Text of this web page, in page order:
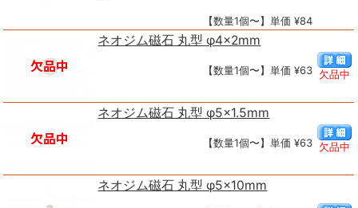
【数量1個〜】単価 ¥84
ネオジム磁石 丸型 φ4×2mm
【数量1個〜】単価 ¥63 欠品中
ネオジム磁石 丸型 φ5×1.5mm
【数量1個〜】単価 ¥63 欠品中
ネオジム磁石 丸型 φ5×10mm